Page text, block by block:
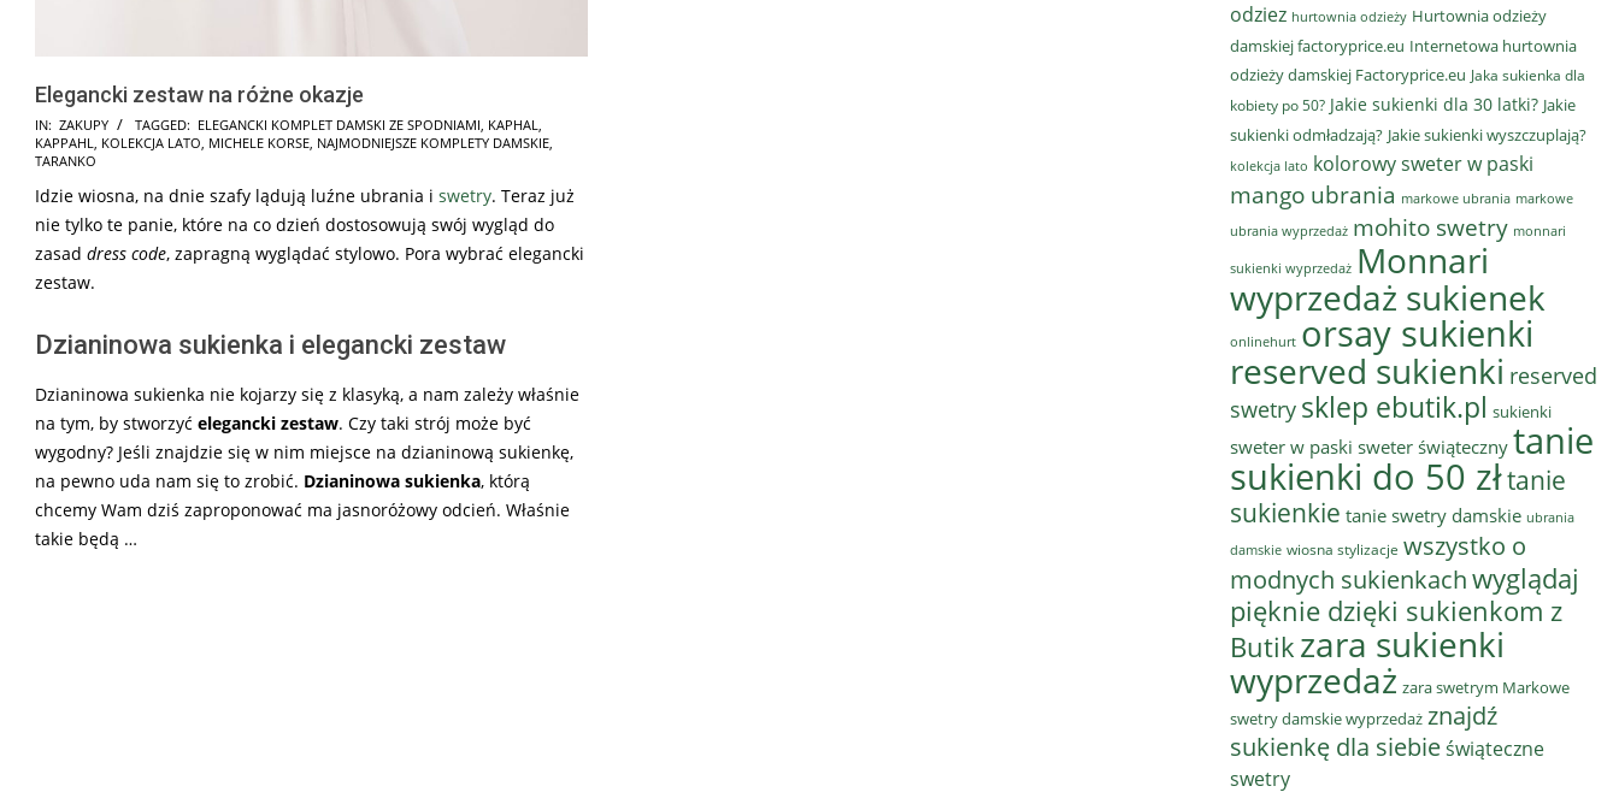
Elegancki zestaw na różne okazje
2025-
06-
IN: ZAKUPY TAGGED: ELEGANCKI KOMPLET DAMSKI ZE SPODNIAMI KAPHAL
KAPPAHL
KOLEKCJA LATO MICHELE KORSE NAJMODNIEJSZE KOMPLETY DAMSKIE
TARANKO
Idzie wiosna, na dnie szafy lądują luźne ubrania i swetry. Teraz już
nie tylko te panie, które na co dzień dostosowują swój wygląd do
zasad dress code, zapragną wyglądać stylowo. Pora wybrać elegancki
zestaw.
Dzianinowa sukienka i elegancki zestaw
Dzianinowa sukienka nie kojarzy się z klasyką, a nam zależy właśnie
na tym, by stworzyć elegancki zestaw. Czy taki strój może być
wygodny? Jeśli znajdzie się w nim miejsce na dzianinową sukienkę,
na pewno uda nam się to zrobić. Dzianinowa sukienka, którą
chcemy Wam dziś zaproponować ma jasnoróżowy odcień. Właśnie
takie będą …
odziez hurtownia odzieży Hurtownia odzieży
damskiej factoryprice.eu Internetowa hurtownia
odzieży damskiej Factoryprice.eu Jaka sukienka dla
kobiety po 50? Jakie sukienki dla 30 latki? Jakie
sukienki odmładzają? Jakie sukienki wyszczuplają?
kolekcja lato kolorowy sweter w paski
mango ubrania markowe ubrania markowe
ubrania wyprzedaż mohito swetry monnari
sukienki wyprzedaż Monnari
wyprzedaż sukienek
onlinehurt orsay sukienki
reserved sukienki reserved
swetry sklep ebutik.pl sukienki
sweter w paski sweter świątecznytanie
sukienki do 50 złtanie
sukienkie tanie swetry damskie ubrania
damskie wiosna stylizacje wszystko o
modnych sukienkachwyglądaj
pięknie dzięki sukienkom z
Butik zara sukienki
wyprzedaż zara swetrym Markowe
swetry damskie wyprzedaż znajdź
sukienkę dla siebieświąteczne
swetry